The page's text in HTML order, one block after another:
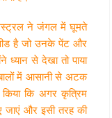
ने जंगल में घूमते
है जो उनके पेंट और
ध्यान से देखा तो पाया
में आसानी से अटक
कि अगर कृत्रिम
और इसी तरह की